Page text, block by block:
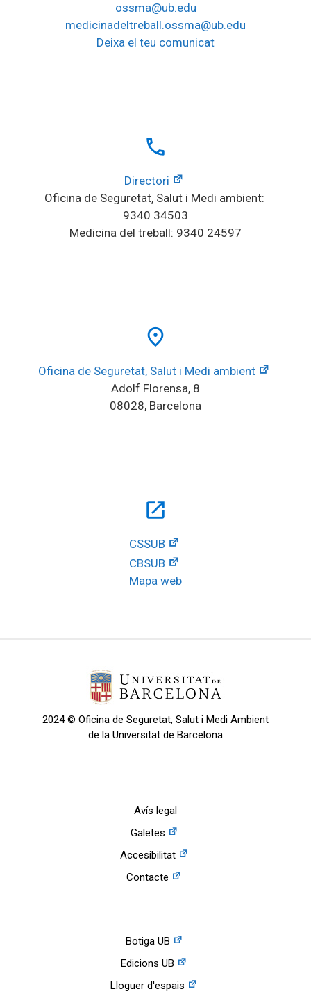
ossma@ub.edu
medicinadeltreball.ossma@ub.edu
Deixa el teu comunicat
local_phone
Directori
Oficina de Seguretat, Salut i Medi ambient:
9340 34503
Medicina del treball: 9340 24597
place
Oficina de Seguretat, Salut i Medi ambient
Adolf Florensa, 8
08028, Barcelona
open_in_new
CSSUB
CBSUB
Mapa web
2024 © Oficina de Seguretat, Salut i Medi Ambient
de la Universitat de Barcelona
Avís legal
Galetes
Accesibilitat
Contacte
Botiga UB
Edicions UB
Lloguer d'espais